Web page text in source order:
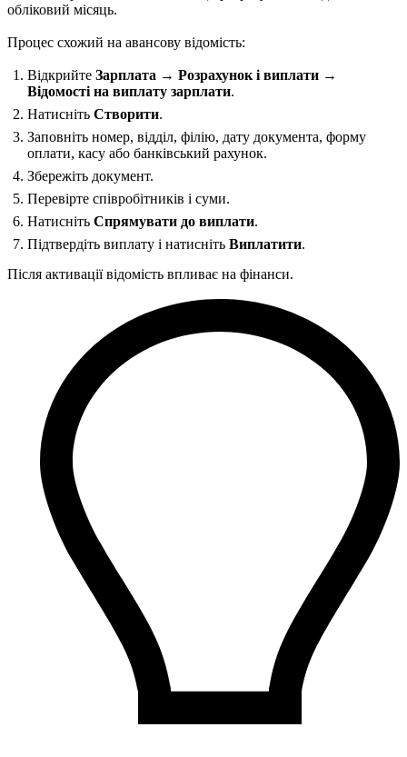
обліковий місяць.
Процес схожий на авансову відомість:
Відкрийте Зарплата → Розрахунок і виплати →
Відомості на виплату зарплати.
Натисніть Створити.
Заповніть номер, відділ, філію, дату документа, форму
оплати, касу або банківський рахунок.
Збережіть документ.
Перевірте співробітників і суми.
Натисніть Спрямувати до виплати.
Підтвердіть виплату і натисніть Виплатити.
Після активації відомість впливає на фінанси.